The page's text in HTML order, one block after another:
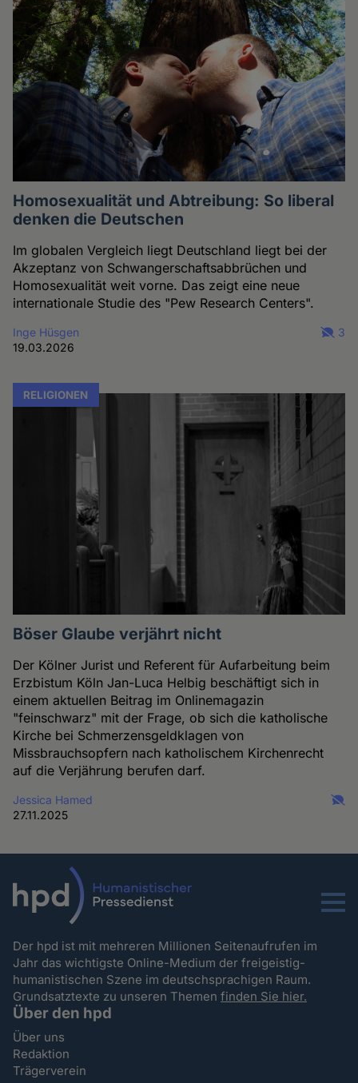
Homosexualität und Abtreibung: So liberal
denken die Deutschen
Im globalen Vergleich liegt Deutschland liegt bei der
Akzeptanz von Schwangerschaftsabbrüchen und
Homosexualität weit vorne. Das zeigt eine neue
internationale Studie des "Pew Research Centers".
Inge Hüsgen
19.03.2026
3
RELIGIONEN
Böser Glaube verjährt nicht
Der Kölner Jurist und Referent für Aufarbeitung beim
Erzbistum Köln Jan-Luca Helbig beschäftigt sich in
einem aktuellen Beitrag im Onlinemagazin
"feinschwarz" mit der Frage, ob sich die katholische
Kirche bei Schmerzensgeldklagen von
Missbrauchsopfern nach katholischem Kirchenrecht
auf die Verjährung berufen darf.
Jessica Hamed
27.11.2025
Menu
Der hpd ist mit mehreren Millionen Seitenaufrufen im
Jahr das wichtigste Online-Medium der freigeistig-
humanistischen Szene im deutschsprachigen Raum.
Grundsatztexte zu unseren Themenfinden Sie hier.
Über den hpd
Über uns
Redaktion
Trägerverein